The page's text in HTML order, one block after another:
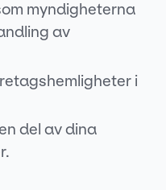
myndigheterna
av
i
del av dina